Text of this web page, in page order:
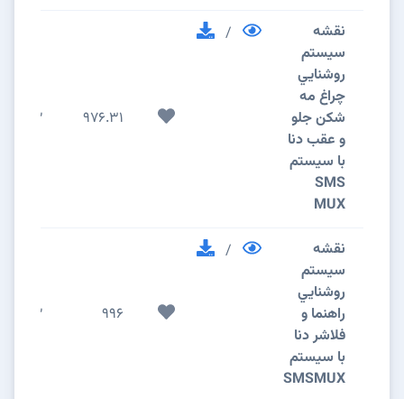
نقشه
سيستم
روشنايي
چراغ مه
شکن جلو
و عقب دنا
با سیستم
SMS
MUX
/
976.31
2
نقشه
سيستم
روشنايي
راهنما و
فلاشر دنا
با سیستم
SMSMUX
/
996
2